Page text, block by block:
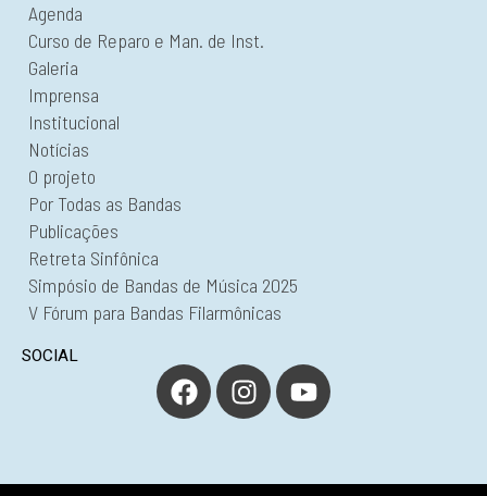
Agenda
Curso de Reparo e Man. de Inst.
Galeria
Imprensa
Institucional
Notícias
O projeto
Por Todas as Bandas
Publicações
Retreta Sinfônica
Simpósio de Bandas de Música 2025
V Fórum para Bandas Filarmônicas
SOCIAL